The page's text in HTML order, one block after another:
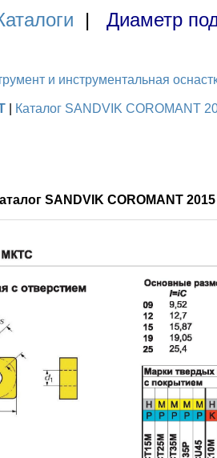
| Диаметр
и инструментальная
Каталог SANDVIK COROMANT
SANDVIK COROMANT